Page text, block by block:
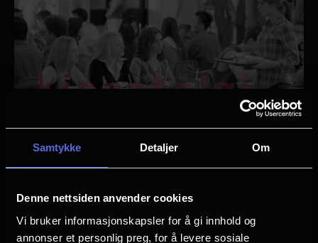
Samtykke Detaljer Om
Denne nettsiden anvender cookies
Vi bruker informasjonskapsler for å gi innhold og
annonser et personlig preg, for å levere sosiale
"On October 3rd..."Dere kan resten. Kan vi få nok av
Mean Girls på kino? Nei, sier vi. Du ser den på
følgende kinoer 3 oktober (kunne vi valgt en annen